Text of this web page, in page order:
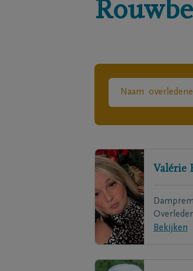
Valérie
Bekijken